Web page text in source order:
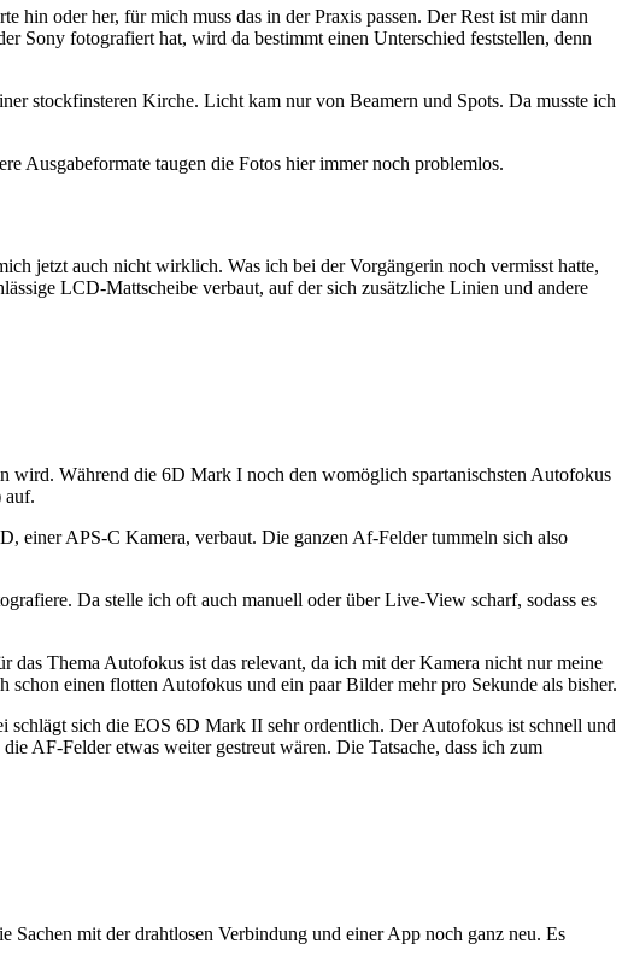
oder her, für mich muss das in der Praxis passen. Der Rest ist mir dann
Sony fotografiert hat, wird da bestimmt einen Unterschied feststellen, denn
stockfinsteren Kirche. Licht kam nur von Beamern und Spots. Da musste ich
Ausgabeformate taugen die Fotos hier immer noch problemlos.
jetzt auch nicht wirklich. Was ich bei der Vorgängerin noch vermisst hatte,
LCD-Mattscheibe verbaut, auf der sich zusätzliche Linien und andere
Während die 6D Mark I noch den womöglich spartanischsten Autofokus
auf.
einer APS-C Kamera, verbaut. Die ganzen Af-Felder tummeln sich also
Da stelle ich oft auch manuell oder über Live-View scharf, sodass es
Thema Autofokus ist das relevant, da ich mit der Kamera nicht nur meine
einen flotten Autofokus und ein paar Bilder mehr pro Sekunde als bisher.
sich die EOS 6D Mark II sehr ordentlich. Der Autofokus ist schnell und
AF-Felder etwas weiter gestreut wären. Die Tatsache, dass ich zum
mit der drahtlosen Verbindung und einer App noch ganz neu. Es